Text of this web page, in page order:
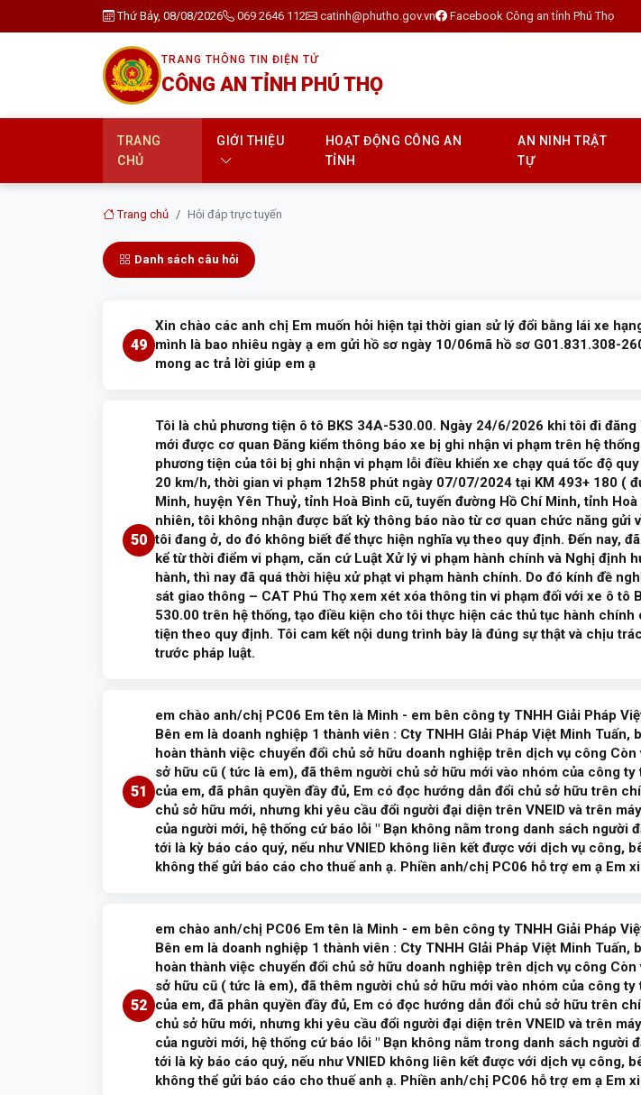
Thứ Bảy, 08/08/2026 069 2646 112 catinh@phutho.gov.vn Facebook Công an tỉnh Phú Thọ
TRANG THÔNG TIN ĐIỆN TỬ
CÔNG AN TỈNH PHÚ THỌ
TRANG
CHỦ
GIỚI THIỆU
HOẠT ĐỘNG CÔNG AN
TỈNH
AN NINH TRẬT
TỰ
Trang chủ Hỏi đáp trực tuyến
Danh sách câu hỏi
49
Xin chào các anh chị Em muốn hỏi hiện tại thời gian sử lý đổi bằng lái xe
mình là bao nhiêu ngày ạ em gửi hồ sơ ngày 10/06mã hồ sơ G01.831.308-
mong ac trả lời giúp em ạ
Đề nghị công dân liên hệ số điện thoại thường trực của Phòng Cảnh sát giao thông
Thọ, số điện thoại: 0835.265.265 - 02103.956.700 để được giải đáp, hướng dẫn. Xin
Nguyễn tiến trung 01/07/2026 Đã trả lời
50
Tôi là chủ phương tiện ô tô BKS 34A-530.00. Ngày 24/6/2026 khi tôi đi đăng
mới được cơ quan Đăng kiểm thông báo xe bị ghi nhận vi phạm trên hệ
phương tiện của tôi bị ghi nhận vi phạm lỗi điều khiển xe chạy quá tốc độ
20 km/h, thời gian vi phạm 12h58 phút ngày 07/07/2024 tại KM 493+ 180 (
Minh, huyện Yên Thuỷ, tỉnh Hoà Bình cũ, tuyến đường Hồ Chí Minh, tỉnh
nhiên, tôi không nhận được bất kỳ thông báo nào từ cơ quan chức năng gửi
tôi đang ở, do đó không biết để thực hiện nghĩa vụ theo quy định. Đến nay,
kể từ thời điểm vi phạm, căn cứ Luật Xử lý vi phạm hành chính và Nghị định
hành, thì nay đã quá thời hiệu xử phạt vi phạm hành chính. Do đó kính đề
sát giao thông – CAT Phú Thọ xem xét xóa thông tin vi phạm đối với xe ô tô
530.00 trên hệ thống, tạo điều kiện cho tôi thực hiện các thủ tục hành chính
tiện theo quy định. Tôi cam kết nội dung trình bày là đúng sự thật và chịu
trước pháp luật.
Đề nghị công dân liên hệ số điện thoại thường trực của Phòng Cảnh sát giao thông
Thọ, số điện thoại: 0835.265.265 - 02103.956.700 để được giải đáp, hướng dẫn. Xin
Đỗ Danh Nhiên 30/06/2026 Đã trả lời
51
em chào anh/chị PC06 Em tên là Minh - em bên công ty TNHH Giải Pháp
Bên em là doanh nghiệp 1 thành viên : Cty TNHH GIải Pháp Việt Minh Tuấn,
hoàn thành việc chuyển đổi chủ sở hữu doanh nghiệp trên dịch vụ công Còn
sở hữu cũ ( tức là em), đã thêm người chủ sở hữu mới vào nhóm của công ty
của em, đã phân quyền đầy đủ, Em có đọc hướng dẫn đổi chủ sở hữu trên
chủ sở hữu mới, nhưng khi yêu cầu đổi người đại diện trên VNEID và trên
của người mới, hệ thống cứ báo lỗi " Bạn không nằm trong danh sách người
tới là kỳ báo cáo quý, nếu như VNIED không liên kết được với dịch vụ công,
không thể gửi báo cáo cho thuế anh ạ. Phiền anh/chị PC06 hỗ trợ em ạ Em
Đề nghị công dân liên hệ Phòng Cảnh sát Quản lý hành chính Công an tỉnh để được
Số điện thoại liên hệ 0976.003.615. Xin cảm ơn./.
Phạm Công Minh 30/06/2026 Đã trả lời
52
em chào anh/chị PC06 Em tên là Minh - em bên công ty TNHH Giải Pháp
Bên em là doanh nghiệp 1 thành viên : Cty TNHH GIải Pháp Việt Minh Tuấn,
hoàn thành việc chuyển đổi chủ sở hữu doanh nghiệp trên dịch vụ công Còn
sở hữu cũ ( tức là em), đã thêm người chủ sở hữu mới vào nhóm của công ty
của em, đã phân quyền đầy đủ, Em có đọc hướng dẫn đổi chủ sở hữu trên
chủ sở hữu mới, nhưng khi yêu cầu đổi người đại diện trên VNEID và trên
của người mới, hệ thống cứ báo lỗi " Bạn không nằm trong danh sách người
tới là kỳ báo cáo quý, nếu như VNIED không liên kết được với dịch vụ công,
không thể gửi báo cáo cho thuế anh ạ. Phiền anh/chị PC06 hỗ trợ em ạ Em